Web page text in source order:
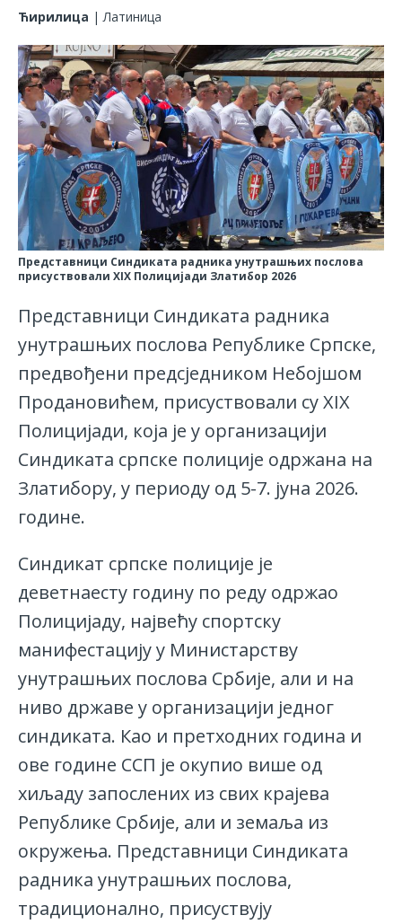
Ћирилица |Латиница
Представници Синдиката радника унутрашњих послова
присуствовали XIX Полицијади Златибор 2026
Представници Синдиката радника
унутрашњих послова Републике Српске,
предвођени предсједником Небојшом
Продановићем, присуствовали су XIX
Полицијади, која је у организацији
Синдиката српске полиције одржана на
Златибору, у периоду од 5-7. јуна 2026.
године.
Синдикат српске полиције је
деветнаесту годину по реду одржао
Полицијаду, највећу спортску
манифестацију у Министарству
унутрашњих послова Србије, али и на
ниво државе у организацији једног
синдиката. Као и претходних година и
ове године ССП је окупио више од
хиљаду запослених из свих крајева
Републике Србије, али и земаља из
окружења. Представници Синдиката
радника унутрашњих послова,
традиционално, присуствују